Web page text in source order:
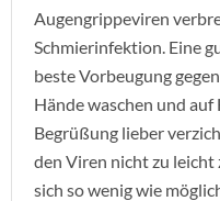
Augengrippeviren
Schmierinfektion. Eine
beste Vorbeugung
Hände waschen und
Begrüßung lieber
den Viren nicht zu leicht
sich so wenig wie